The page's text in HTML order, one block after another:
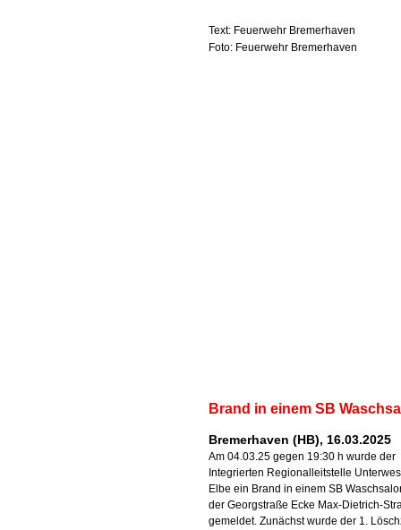
Text: Feuerwehr Bremerhaven
Foto: Feuerwehr Bremerhaven
Brand in einem SB
Bremerhaven (HB), 16.03.2025
Am 04.03.25 gegen 19:30 h wurde der
Integrierten Regionalleitstelle
Elbe ein Brand in einem SB
der Georgstraße Ecke Max-Dietrich-
gemeldet. Zunächst wurde der 1.